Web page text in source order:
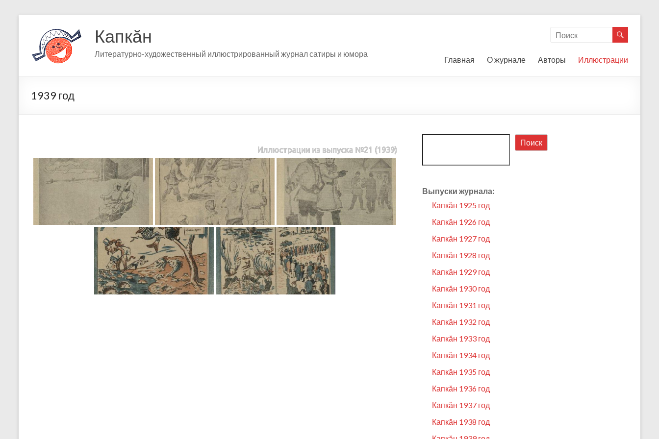
content
Капкӑн
Литературно-художественный иллюстрированный журнал сатиры и юмора
Главная О журнале Авторы Иллюстрации
1939 год
Иллюстрации из выпуска №21 (1939)
Поиск Поиск
Выпуски журнала:
Капкӑн 1925 год
Капкӑн 1926 год
Капкӑн 1927 год
Капкӑн 1928 год
Капкӑн 1929 год
Капкӑн 1930 год
Капкӑн 1931 год
Капкӑн 1932 год
Капкӑн 1933 год
Капкӑн 1934 год
Капкӑн 1935 год
Капкӑн 1936 год
Капкӑн 1937 год
Капкӑн 1938 год